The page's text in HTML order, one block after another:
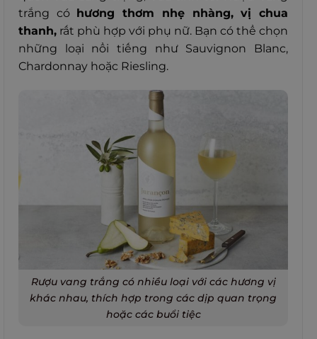
trắng có
hương thơm nhẹ nhàng, vị chua
thanh, rất phù hợp với phụ nữ. Bạn có thể chọn
những loại nổi tiếng như Sauvignon Blanc,
Chardonnay hoặc Riesling.
Rượu vang trắng có nhiều loại với các hương vị
khác nhau, thích hợp trong các dịp quan trọng
hoặc các buổi tiệc